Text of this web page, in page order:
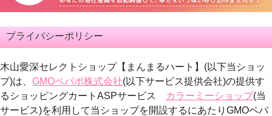
プライバシーポリシー
木山愛深セレクトショップ【まんまるハート】(以下当ショッ
プ)は、 GMOペパボ株式会社(以下サービス提供会社)の提供す
るショッピングカートASPサービス
カラーミーショップ(当
サービス)を利用して当ショップを開設するにあたりGMOペパ